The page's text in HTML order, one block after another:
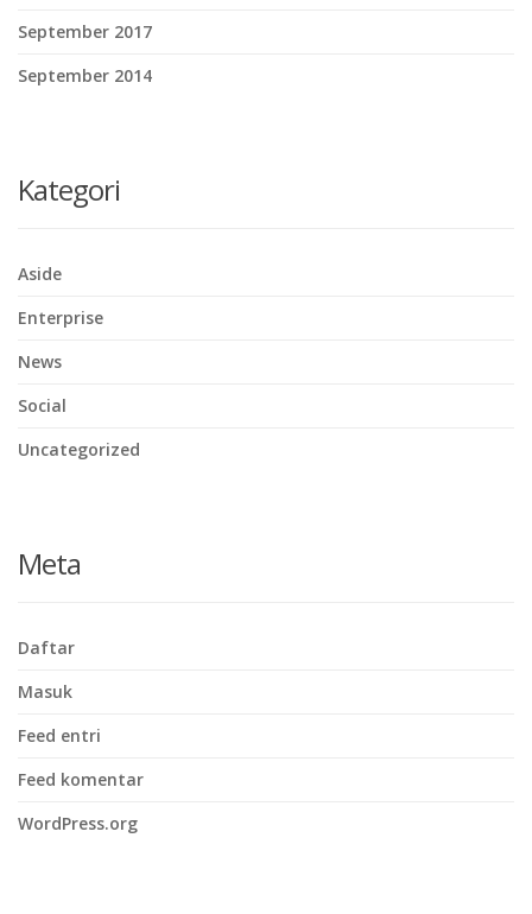
September 2017
September 2014
Kategori
Aside
Enterprise
News
Social
Uncategorized
Meta
Daftar
Masuk
Feed entri
Feed komentar
WordPress.org